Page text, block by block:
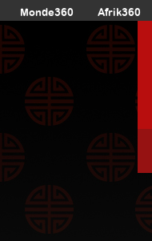
Monde360 Afrik360